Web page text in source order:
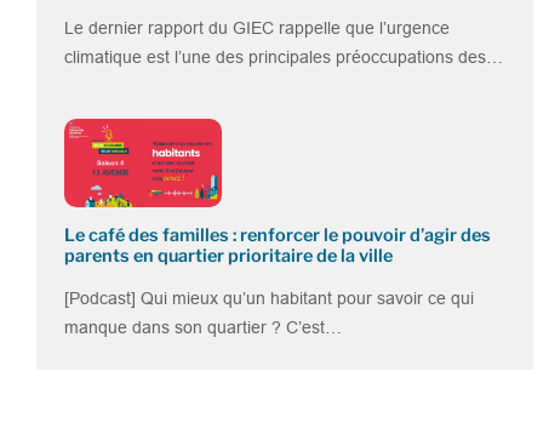
Le dernier rapport du GIEC rappelle que l’urgence
climatique est l’une des principales préoccupations des…
Le café des familles : renforcer le pouvoir d’agir des
parents en quartier prioritaire de la ville
[Podcast] Qui mieux qu’un habitant pour savoir ce qui
manque dans son quartier ? C’est…